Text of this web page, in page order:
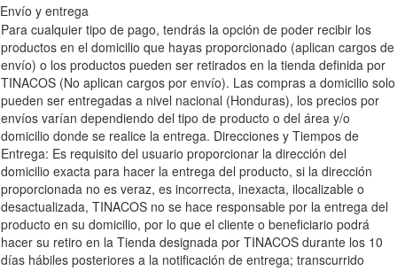
Envío y entrega
Para cualquier tipo de pago, tendrás la opción de poder recibir los
productos en el domicilio que hayas proporcionado (aplican cargos de
envío) o los productos pueden ser retirados en la tienda definida por
TINACOS (No aplican cargos por envío). Las compras a domicilio solo
pueden ser entregadas a nivel nacional (Honduras), los precios por
envíos varían dependiendo del tipo de producto o del área y/o
domicilio donde se realice la entrega. Direcciones y Tiempos de
Entrega: Es requisito del usuario proporcionar la dirección del
domicilio exacta para hacer la entrega del producto, si la dirección
proporcionada no es veraz, es incorrecta, inexacta, ilocalizable o
desactualizada, TINACOS no se hace responsable por la entrega del
producto en su domicilio, por lo que el cliente o beneficiario podrá
hacer su retiro en la Tienda designada por TINACOS durante los 10
días hábiles posteriores a la notificación de entrega; transcurrido